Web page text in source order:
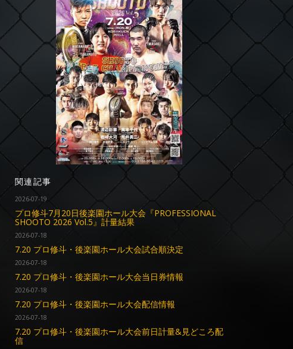
関連記事
2026-07-19
プロ修斗7月20日後楽園ホール大会『PROFESSIONAL
SHOOTO 2026 Vol.5』計量結果
2026-07-18
7.20 プロ修斗・後楽園ホール大会試合順決定
2026-07-18
7.20 プロ修斗・後楽園ホール大会当日券情報
2026-07-18
7.20 プロ修斗・後楽園ホール大会配信情報
2026-07-18
7.20 プロ修斗・後楽園ホール大会前日計量&見どころ配
信